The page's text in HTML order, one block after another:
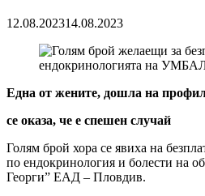
12.08.202314.08.2023
Една от жените, дошла на
се оказа, че е спешен случай
Голям брой хора се явиха на
по ендокринология и болести на
Георги” ЕАД – Пловдив.